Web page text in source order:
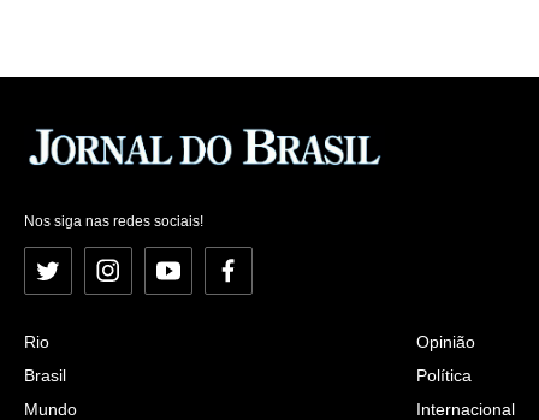
Nos siga nas redes sociais!
Twitter InstagramYouTubeFacebook
Rio
Brasil
Mundo
Opinião
Política
Internacional